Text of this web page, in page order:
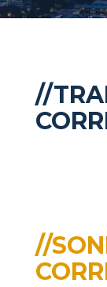
//
//